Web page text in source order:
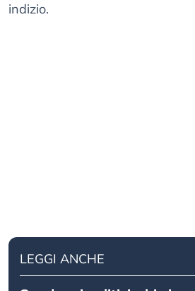
indizio.
LEGGI ANCHE